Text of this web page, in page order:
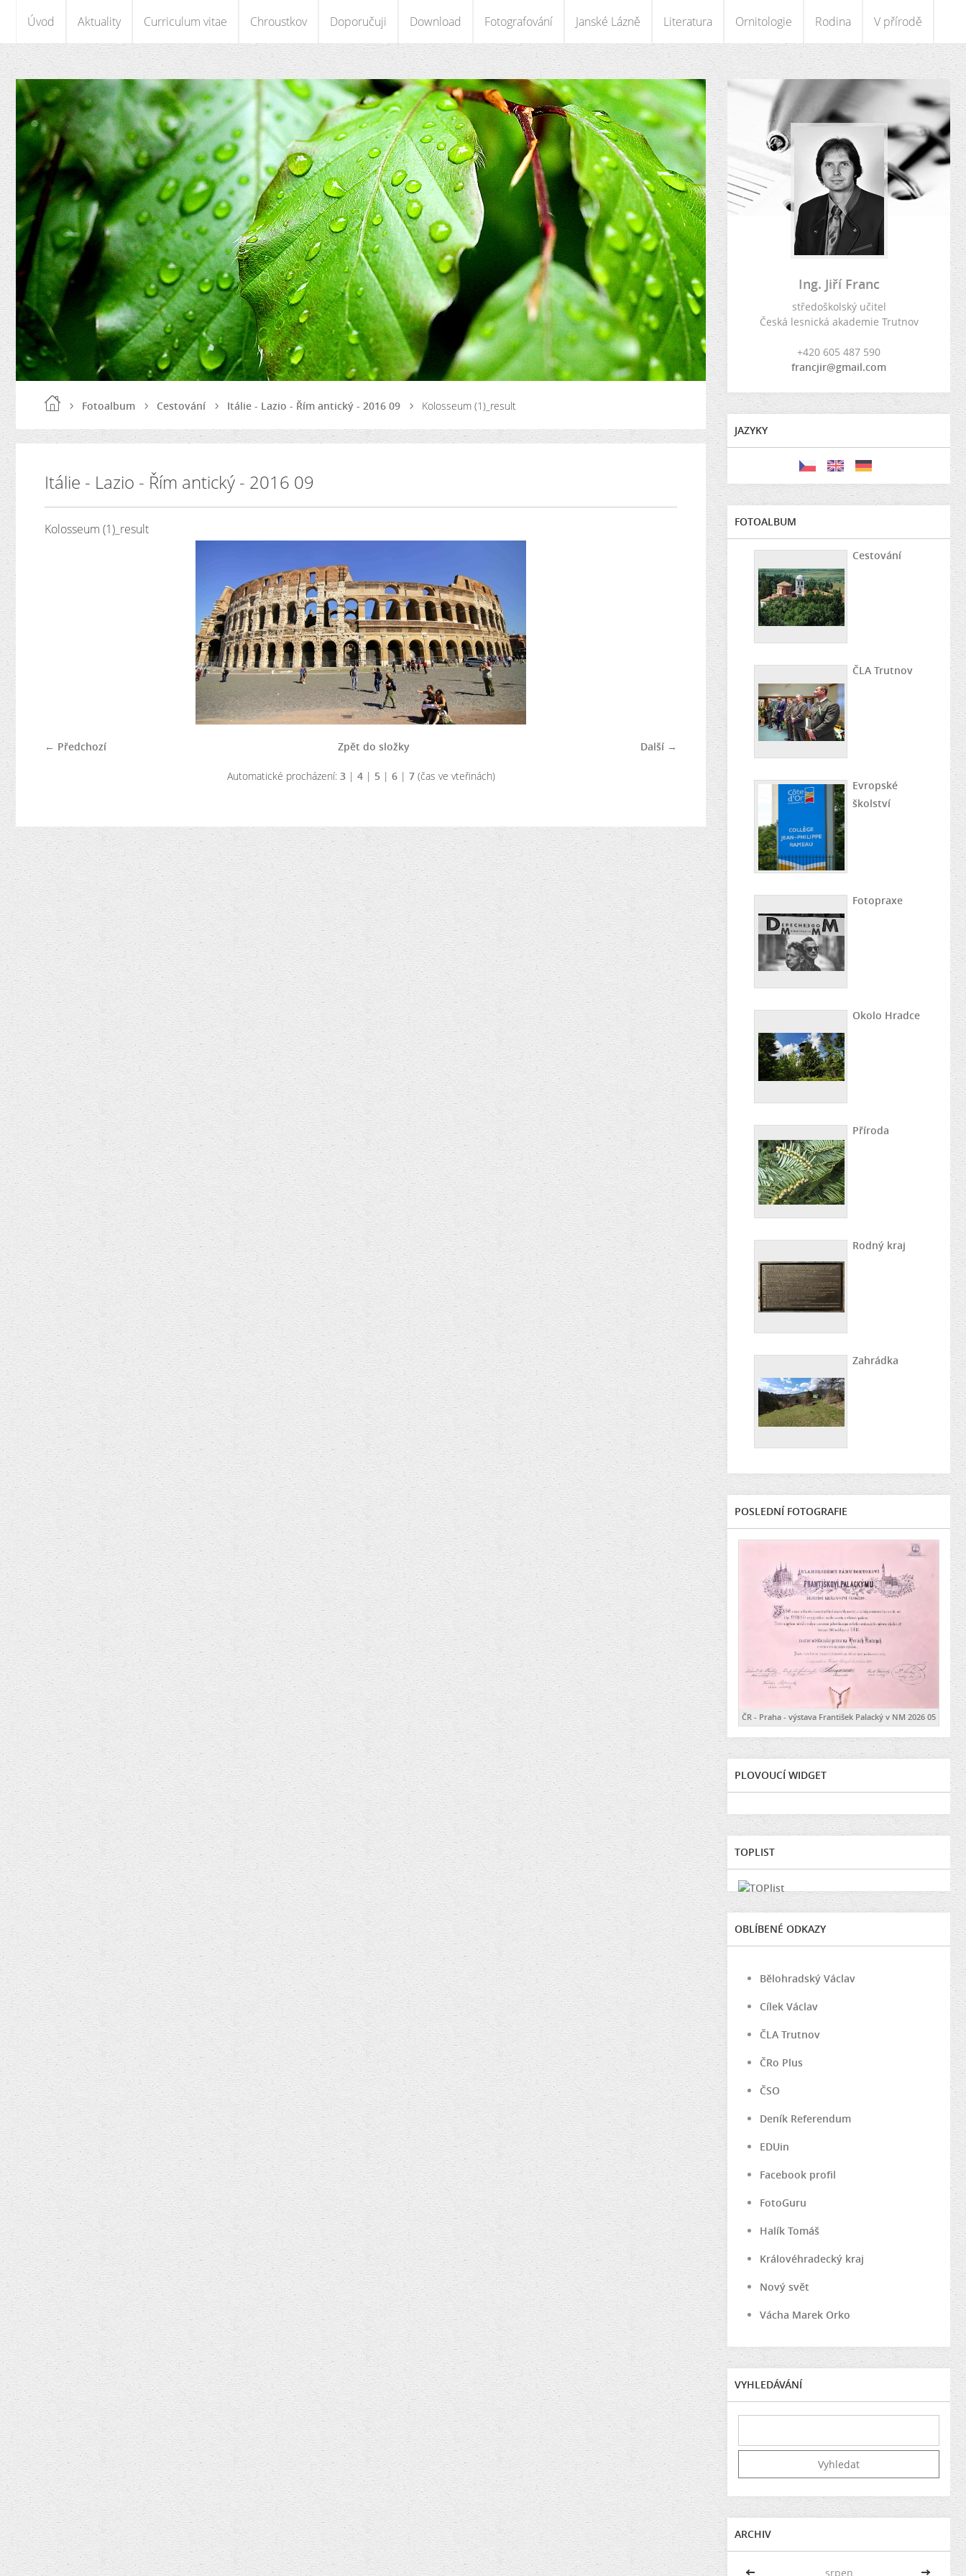
Úvod Aktuality Curriculum vitae Chroustkov Doporučuji Download Fotografování Janské Lázně Literatura Ornitologie Rodina V přírodě
Fotoalbum Cestování Itálie - Lazio - Řím antický - 2016 09 Kolosseum (1)_result
Itálie - Lazio - Řím antický - 2016 09
Kolosseum (1)_result
← Předchozí Další →
Zpět do složky
Automatické procházení: 3| 4| 5| 6| 7(čas ve vteřinách)
Ing. Jiří Franc
středoškolský učitel
Česká lesnická akademie Trutnov
+420 605 487 590
francjir@gmail.com
JAZYKY
FOTOALBUM
Cestování
ČLA Trutnov
Evropské
školství
Fotopraxe
Okolo Hradce
Příroda
Rodný kraj
Zahrádka
POSLEDNÍ FOTOGRAFIE
ČR - Praha - výstava František Palacký v NM 2026 05
PLOVOUCÍ WIDGET
TOPLIST
OBLÍBENÉ ODKAZY
Bělohradský Václav
Cílek Václav
ČLA Trutnov
ČRo Plus
ČSO
Deník Referendum
EDUin
Facebook profil
FotoGuru
Halík Tomáš
Královéhradecký kraj
Nový svět
Vácha Marek Orko
VYHLEDÁVÁNÍ
ARCHIV
<< srpen >>